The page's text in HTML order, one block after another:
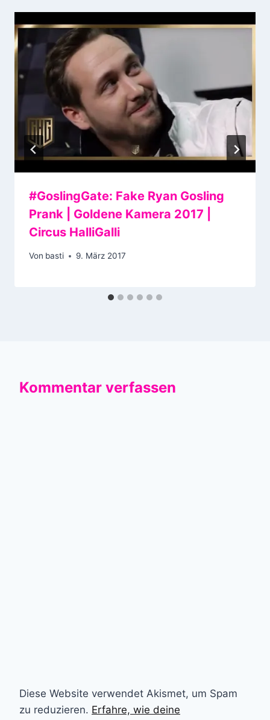
#GoslingGate: Fake Ryan Gosling
Prank | Goldene Kamera 2017 |
Circus HalliGalli
Von basti 9. März 2017
Kommentar verfassen
Diese Website verwendet Akismet, um Spam
zu reduzieren. Erfahre, wie deine